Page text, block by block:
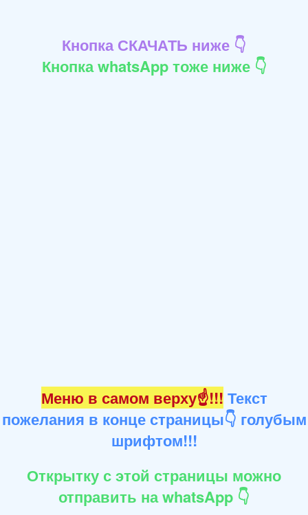
Кнопка СКАЧАТЬ ниже 👇
Кнопка whatsApp тоже ниже 👇
Меню в самом верху☝!!! Текст
пожелания в конце страницы👇 голубым
шрифтом!!!
Открытку с этой страницы можно
отправить на whatsApp 👇